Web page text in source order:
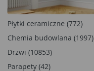
Płytki ceramiczne (772)
Chemia budowlana (1997)
Drzwi (10853)
Parapety (42)